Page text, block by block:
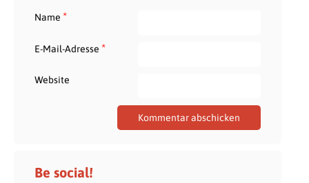
Name *
E-Mail-Adresse *
Website
Be social!